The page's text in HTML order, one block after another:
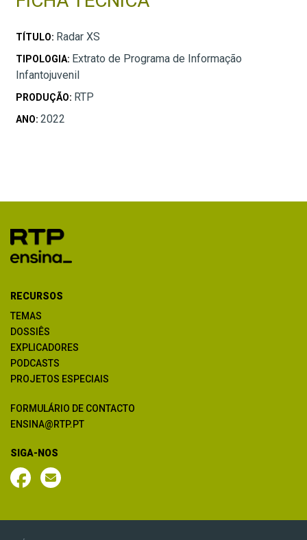
TÍTULO: Radar XS
TIPOLOGIA: Extrato de Programa de Informação
Infantojuvenil
PRODUÇÃO: RTP
ANO: 2022
RECURSOS
TEMAS
DOSSIÊS
EXPLICADORES
PODCASTS
PROJETOS ESPECIAIS
FORMULÁRIO DE CONTACTO
ENSINA@RTP.PT
SIGA-NOS